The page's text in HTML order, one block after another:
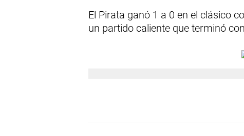
El Pirata ganó 1 a 0 en el clásico
un partido caliente que terminó